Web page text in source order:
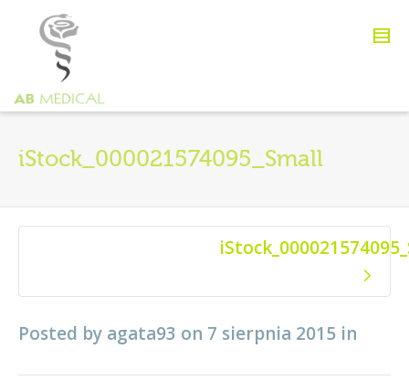
iStock_000021574095_Small
Posted by agata93 on 7 sierpnia 2015 in